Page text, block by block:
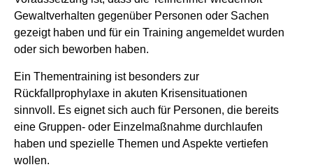
Gewaltverhalten gegenüber Personen oder Sachen
gezeigt haben und für ein Training angemeldet wurden
oder sich beworben haben.
Ein Thementraining ist besonders zur
Rückfallprophylaxe in akuten Krisensituationen
sinnvoll. Es eignet sich auch für Personen, die bereits
eine Gruppen- oder Einzelmaßnahme durchlaufen
haben und spezielle Themen und Aspekte vertiefen
wollen.